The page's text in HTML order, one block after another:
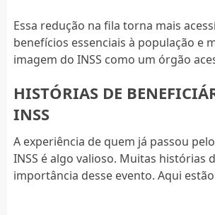
Essa redução na fila torna mais
benefícios essenciais à população e
imagem do INSS como um órgão
HISTÓRIAS DE
INSS
A experiência de quem já passou
INSS é algo valioso. Muitas histórias
importância desse evento. Aqui